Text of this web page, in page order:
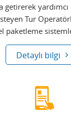
getirerek
Tur
paketleme
Detaylı bilgi